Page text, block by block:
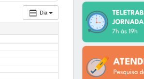
Dia